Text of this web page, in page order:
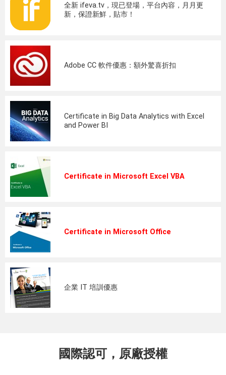
全新 ifeva.tv，現已登場，平台內容，月月更
新，保證新鮮，貼市！
Adobe CC 軟件優惠：額外驚喜折扣
Certificate in Big Data Analytics with Excel
and Power BI
Certificate in Microsoft Excel VBA
Certificate in Microsoft Office
企業 IT 培訓優惠
國際認可，原廠授權